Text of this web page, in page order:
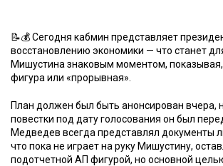
Lifestyle
Мурзилка
📝💰 Сегодня кабмин представляет
восстановлению экономики — что станет
Мишустина знаковым моментом, показывая,
фигура или «прорывная».
План должен был быть анонсирован вчера,
повестки под дату голосования он был
Медведев всегда представлял документы
что пока не играет на руку Мишустину,
подотчетной АП фигурой, но основной